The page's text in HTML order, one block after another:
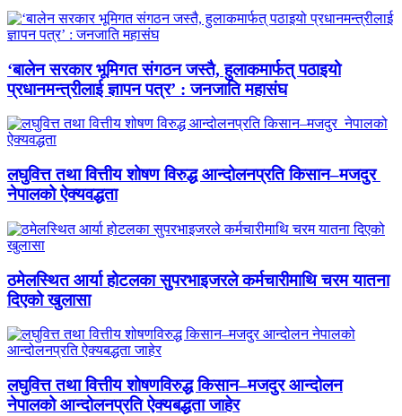
‘बालेन सरकार भूमिगत संगठन जस्तै, हुलाकमार्फत् पठाइयो
प्रधानमन्त्रीलाई ज्ञापन पत्र’ : जनजाति महासंघ
लघुवित्त तथा वित्तीय शोषण विरुद्ध आन्दोलनप्रति किसान–मजदुर
नेपालको ऐक्यवद्धता
ठमेलस्थित आर्या होटलका सुपरभाइजरले कर्मचारीमाथि चरम यातना
दिएको खुलासा
लघुवित्त तथा वित्तीय शोषणविरुद्ध किसान–मजदुर आन्दोलन
नेपालको आन्दोलनप्रति ऐक्यबद्धता जाहेर